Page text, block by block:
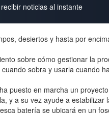
noticias al instante
desiertos y hasta por
sobre cómo gestionar la
sobra y usarla cuando
puesto en marcha un
y a su vez ayude a estabilizar
batería se ubicará en un